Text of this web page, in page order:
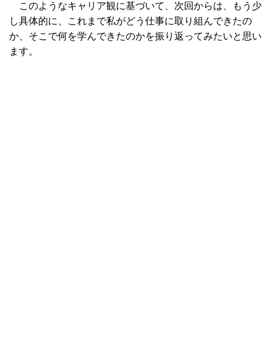
このようなキャリア観に基づいて、次回からは、もう少
し具体的に、これまで私がどう仕事に取り組んできたの
か、そこで何を学んできたのかを振り返ってみたいと思い
ます。